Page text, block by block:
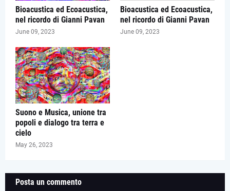
Bioacustica ed Ecoacustica,
nel ricordo di Gianni Pavan
June 09, 2023
Bioacustica ed Ecoacustica,
nel ricordo di Gianni Pavan
June 09, 2023
Suono e Musica, unione tra
popoli e dialogo tra terra e
cielo
May 26, 2023
Posta un commento